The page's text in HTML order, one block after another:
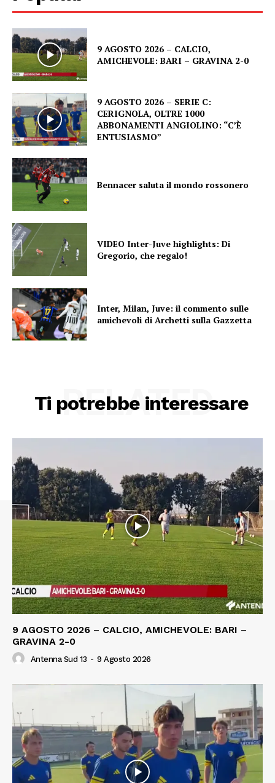
9 AGOSTO 2026 – CALCIO,
AMICHEVOLE: BARI – GRAVINA 2-0
9 AGOSTO 2026 – SERIE C:
CERIGNOLA, OLTRE 1000
ABBONAMENTI ANGIOLINO: “C’È
ENTUSIASMO”
Bennacer saluta il mondo rossonero
VIDEO Inter-Juve highlights: Di
Gregorio, che regalo!
Inter, Milan, Juve: il commento sulle
amichevoli di Archetti sulla Gazzetta
Ti potrebbe interessare
RELATED
9 AGOSTO 2026 – CALCIO, AMICHEVOLE: BARI –
GRAVINA 2-0
Antenna Sud 13 - 9 Agosto 2026